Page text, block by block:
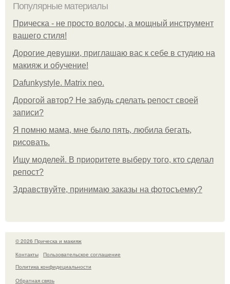
Популярные материалы
Прическа - не просто волосы, а мощный инструмент
вашего стиля!
Дорогие девушки, приглашаю вас к себе в студию на
макияж и обучение!
Dafunkystyle. Matrix neo.
Дорогой автор? Не забудь сделать репост своей
записи?
Я помню мама, мне было пять, любила бегать,
рисовать.
Ищу моделей. В приоритете выберу того, кто сделал
репост?
Здравствуйте, принимаю заказы на фотосъемку?
© 2026 Прическа и макияж
Контакты
Пользовательское соглашение
Политика конфидециальности
Обратная связь